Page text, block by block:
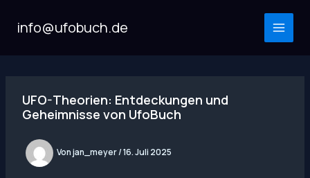
Inhaltinfo@ufobuch.de
UFO-Theorien: Entdeckungen und
Geheimnisse von UfoBuch
Vonjan_meyer/16. Juli 2025